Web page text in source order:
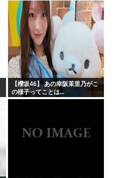
【櫻坂46】 あの幸阪茉里乃がこ
の様子ってことは...